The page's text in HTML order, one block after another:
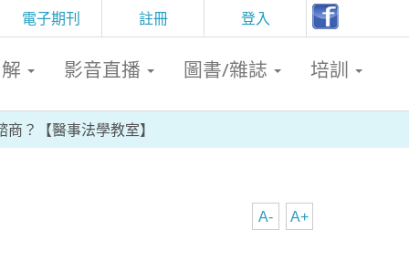
註冊 登入
電子期刊
影音直播 圖書/雜誌 培訓
？【醫事法學教室】
A+
A-